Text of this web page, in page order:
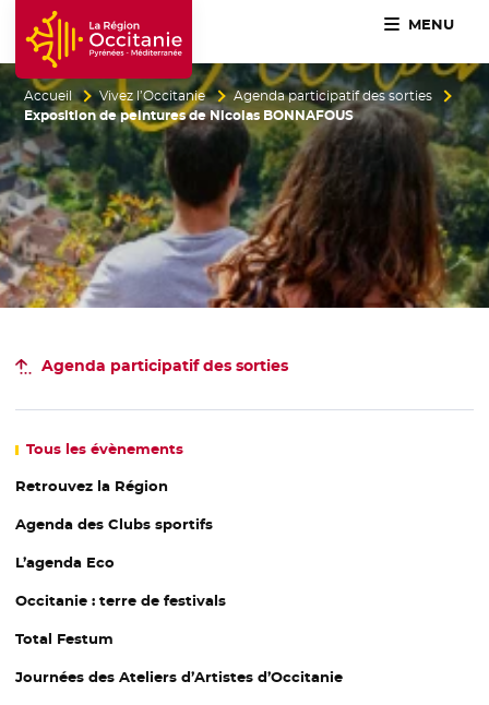
Accueil Région Occitanie / Pyrénées-Méditerranée
MENU
Accueil Vivez l’Occitanie
Agenda participatif des sorties
Exposition de peintures de Nicolas BONNAFOUS
Agenda participatifdes sorties
Tous les évènements
Retrouvez la Région
Agenda des Clubs sportifs
L’agenda Eco
Occitanie : terre de festivals
Total Festum
Journées des Ateliers d’Artistes d’Occitanie